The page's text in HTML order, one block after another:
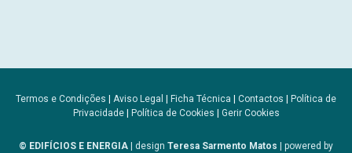
Termos e Condições | Aviso Legal | Ficha Técnica | Contactos | Política de
Privacidade| Política de Cookies | Gerir Cookies
© EDIFÍCIOS E ENERGIA | design Teresa Sarmento Matos | powered by